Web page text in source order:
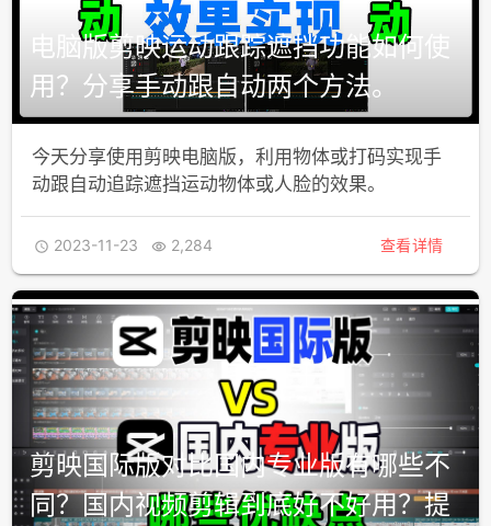
电脑版剪映运动跟踪遮挡功能如何使
用？分享手动跟自动两个方法。
今天分享使用剪映电脑版，利用物体或打码实现手
动跟自动追踪遮挡运动物体或人脸的效果。
 2023-11-23  2,284 查看详情
剪映国际版对比国内专业版有哪些不
同？国内视频剪辑到底好不好用？提